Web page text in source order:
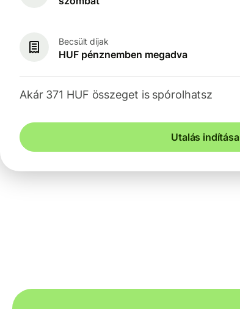
Becsült díjak
HUF pénznemben megadva
Akár 371 HUF összeget is spórolhatsz
Utalás indítása